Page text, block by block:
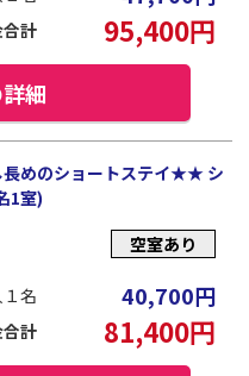
計 95,400円
細
めのショートステイ★★ シ
1室)
空室あり
名 40,700円
計 81,400円